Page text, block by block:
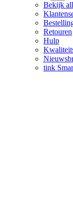
Bekijk
Retouren
Hulp
tink